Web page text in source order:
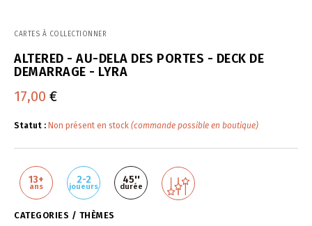
CARTES À COLLECTIONNER
ALTERED - AU-DELA DES PORTES - DECK DE
DEMARRAGE - LYRA
17,00 €
Statut : Non présent en stock (commande possible en boutique)
13+
ans
2-2
joueurs
45''
durée
CATEGORIES / THÈMES